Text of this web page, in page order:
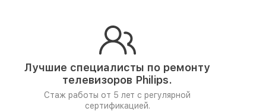
Лучшие специалисты по ремонту
телевизоров Philips.
Стаж работы от 5 лет с регулярной
сертификацией.